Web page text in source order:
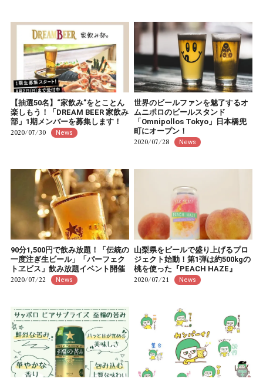
【抽選50名】“家飲み”をとことん
楽しもう！「DREAM BEER 家飲み
部」1期メンバーを募集します！
2020/07/30 News
世界のビールファンを魅了するオ
ムニポロのビールスタンド
「Omnipollos Tokyo」日本橋兜
町にオープン！
2020/07/28 News
90分1,500円で飲み放題！「伝統の
一度注ぎ生ビール」「パーフェク
トヱビス」飲み放題イベント開催
2020/07/22 News
山梨県をビールで盛り上げるプロ
ジェクト始動！第1弾は約500kgの
桃を使った『PEACH HAZE』
2020/07/21 News